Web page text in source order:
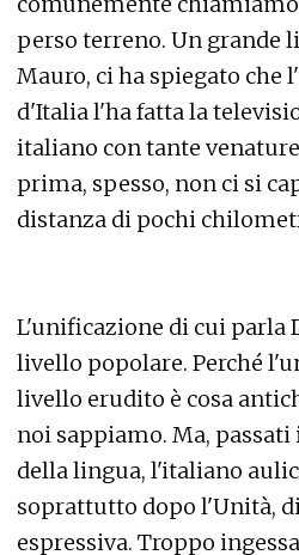
perso terreno. Un grande
Mauro, ci ha spiegato
d'Italia l'ha fatta la
italiano con tante
prima, spesso, non ci si
distanza di pochi
L'unificazione di cui parla
livello popolare. Perché
livello erudito è cosa
noi sappiamo. Ma,
della lingua, l'italiano
soprattutto dopo l'Unità,
espressiva. Troppo